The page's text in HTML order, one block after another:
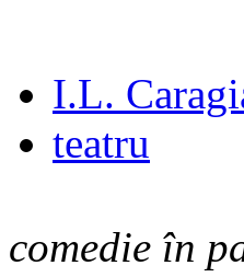
I.L.
teatru
comedie în